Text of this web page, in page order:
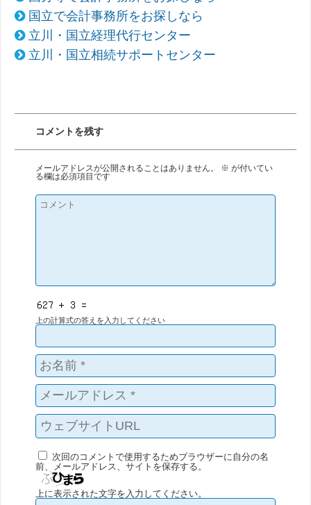
国立で会計事務所をお探しなら
立川・国立経理代行センター
立川・国立相続サポートセンター
コメントを残す
メールアドレスが公開されることはありません。 ※ が付いてい
る欄は必須項目です
上の計算式の答えを入力してください
次回のコメントで使用するためブラウザーに自分の名
前、メールアドレス、サイトを保存する。
上に表示された文字を入力してください。